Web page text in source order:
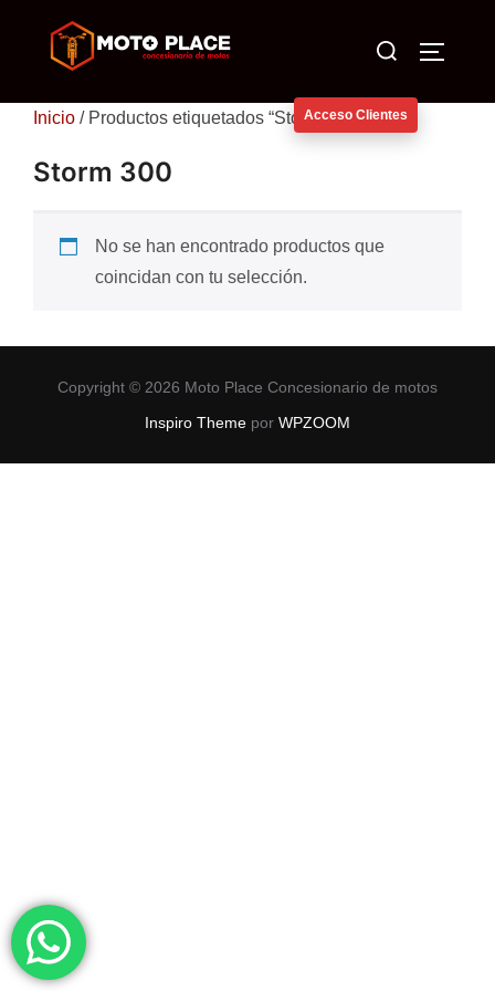
contenido
Buscar:
Inicio / Productos etiquetados “Storm 300”
Storm 300
No se han encontrado productos que
coincidan con tu selección.
Copyright © 2026 Moto Place Concesionario de motos
Inspiro Theme por WPZOOM
Acceso Clientes